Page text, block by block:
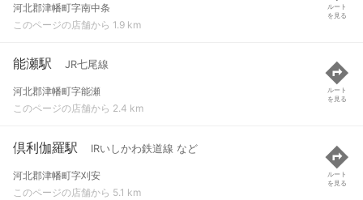
河北郡津幡町字南中条
このページの店舗から 1.9 km
ルート
を見る
能瀬駅 JR七尾線
河北郡津幡町字能瀬
このページの店舗から 2.4 km
ルート
を見る
倶利伽羅駅 IRいしかわ鉄道線 など
河北郡津幡町字刈安
このページの店舗から 5.1 km
ルート
を見る